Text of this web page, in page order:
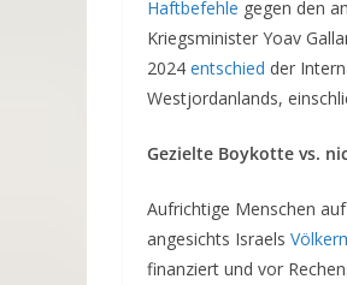
Haftbefehle gegen den
Kriegsminister Yoav
2024 entschied der
Westjordanlands,
Gezielte Boykotte vs.
Aufrichtige Menschen
angesichts Israels
finanziert und vor